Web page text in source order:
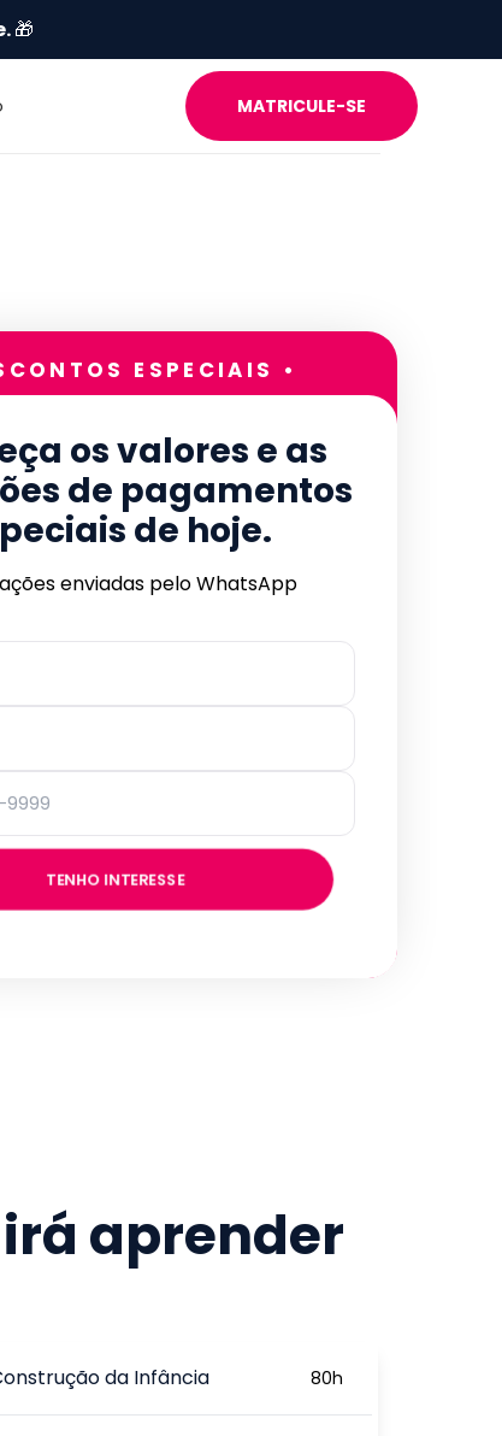
🎁
MATRICULE-SE
ESPECIAIS •
os valores e as
de pagamentos
de hoje.
enviadas pelo WhatsApp
TENHO INTERESSE
irá aprender
da Infância 80h